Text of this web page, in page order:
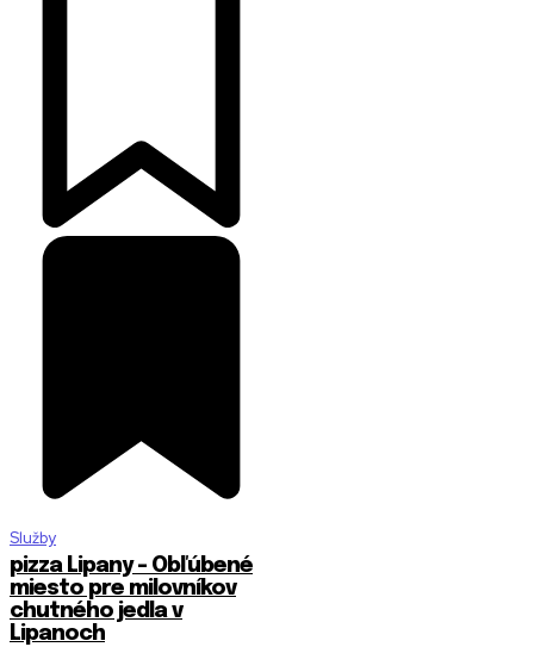
Služby
pizza Lipany – Obľúbené
miesto pre milovníkov
chutného jedla v
Lipanoch